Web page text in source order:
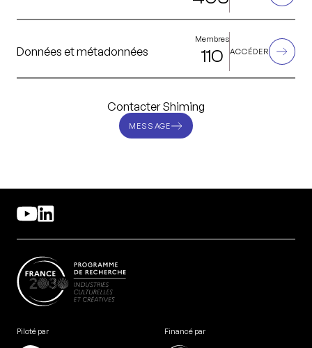
Données et métadonnées
Membres
110 ACCÉDER
Contacter Shiming
MESSAGE
Piloté par Financé par